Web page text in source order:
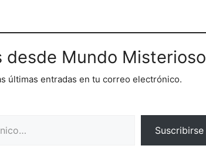
desde Mundo Misterioso
últimas entradas en tu correo electrónico.
Suscribirse